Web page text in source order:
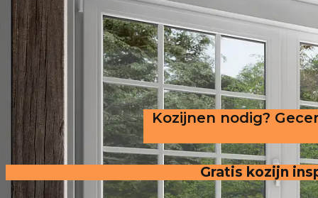
Kozijnen nodig?
Gratis kozijn